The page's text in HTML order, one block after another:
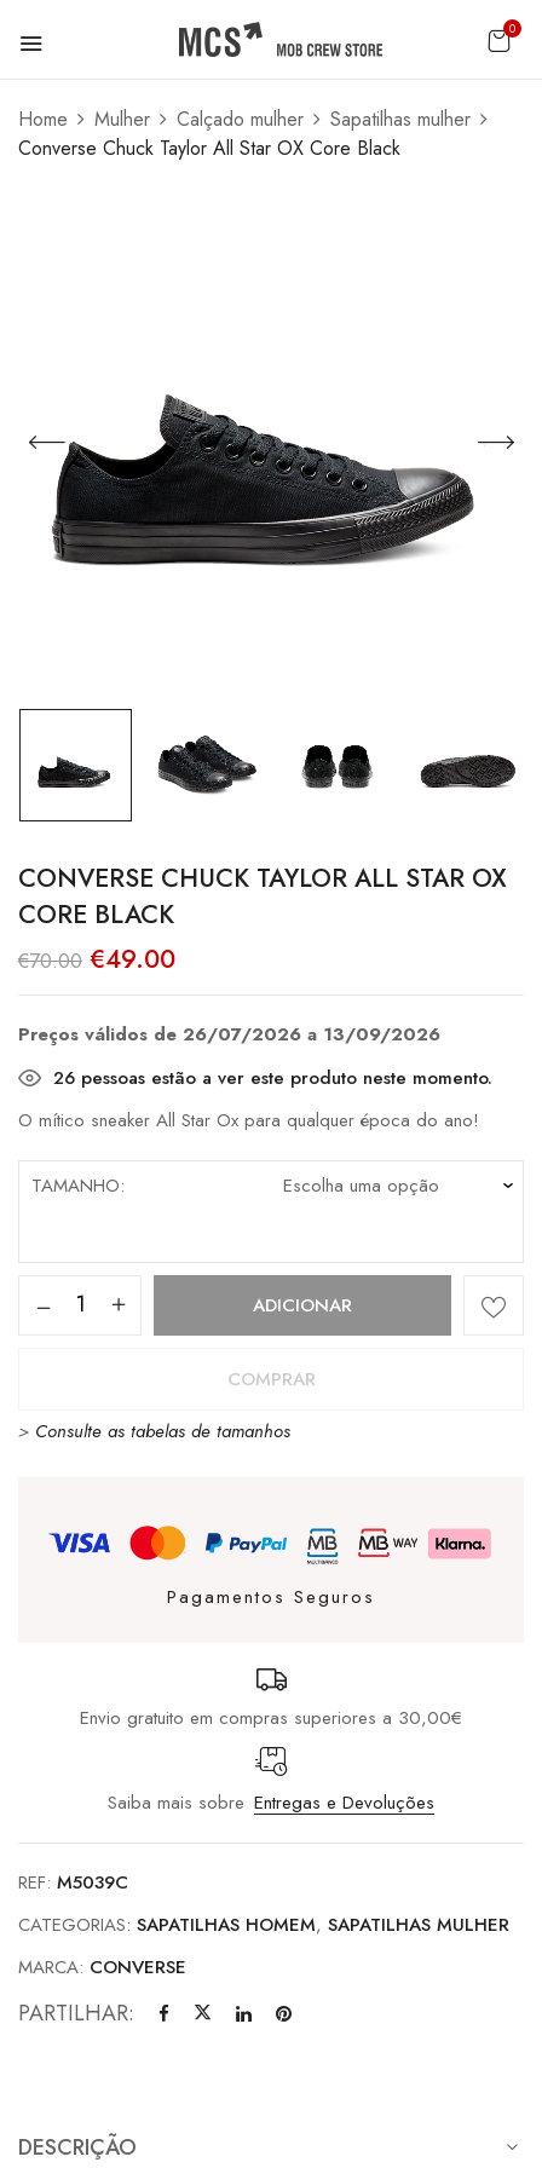
0
Home Mulher Calçado mulher
Sapatilhas mulher
Converse Chuck Taylor All Star OX Core Black
CONVERSE CHUCK TAYLOR ALL STAR OX
CORE BLACK
€70.00 O
preço
original
€70.00.
€49.00O
atual
€49.00.
Preços válidos de 26/07/2026 a 13/09/2026
26 pessoas estão a ver este produto neste momento.
O mítico sneaker All Star Ox para qualquer época do ano!
TAMANHO
Quantidade
Taylor
ADICIONAR
COMPRAR
> Consulte as tabelas de tamanhos
Pagamentos Seguros
Envio gratuito em compras superiores a 30,00€
Saiba mais sobre Entregas e Devoluções
REF: M5039C
CATEGORIAS: SAPATILHAS HOMEM, SAPATILHAS MULHER
MARCA: CONVERSE
PARTILHAR:
DESCRIÇÃO